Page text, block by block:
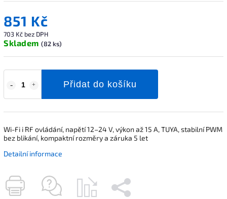
851 Kč
703 Kč bez DPH
Skladem (82 ks)
Přidat do košíku
Wi-Fi i RF ovládání, napětí 12–24 V, výkon až 15 A, TUYA, stabilní PWM
bez blikání, kompaktní rozměry a záruka 5 let
Detailní informace